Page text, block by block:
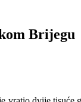
Brijegu